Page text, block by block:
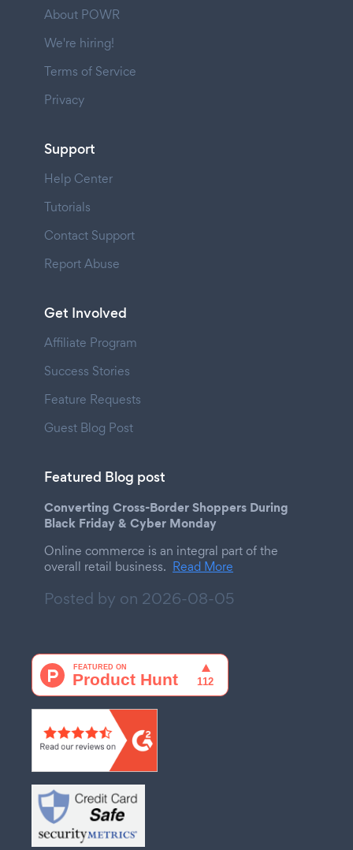
About POWR
We're hiring!
Terms of Service
Privacy
Support
Help Center
Tutorials
Contact Support
Report Abuse
Get Involved
Affiliate Program
Success Stories
Feature Requests
Guest Blog Post
Featured Blog post
Converting Cross-Border Shoppers During
Black Friday & Cyber Monday
Online commerce is an integral part of the
overall retail business. Read More
Posted by on 2026-08-05